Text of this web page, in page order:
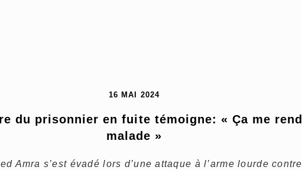
16 MAI 2024
du prisonnier en fuite témoigne: « Ça me rend
malade »
Amra s’est évadé lors d’une attaque à l’arme lourde contre